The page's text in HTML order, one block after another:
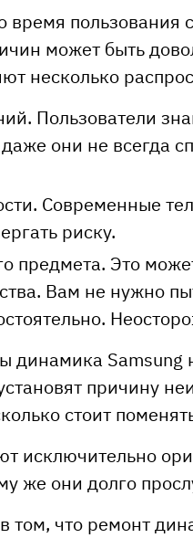
время пользования
может быть
несколько
Пользователи
даже они не всегда
Современные
риску.
предмета. Это
Вам не нужно
динамика
причину
стоит
исключительно
же они долго
что ремонт